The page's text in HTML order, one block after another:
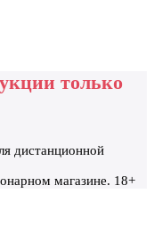
только
дистанционной
магазине. 18+